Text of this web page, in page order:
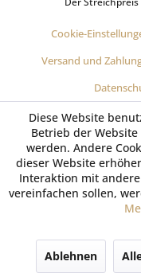
Cookie-
Versand und
Diese Website
Betrieb der
werden. Andere
dieser Website
Interaktion mit
vereinfachen sollen,
Ablehnen
SEHR GUT (5 / 5)
aus42
Informationen zur